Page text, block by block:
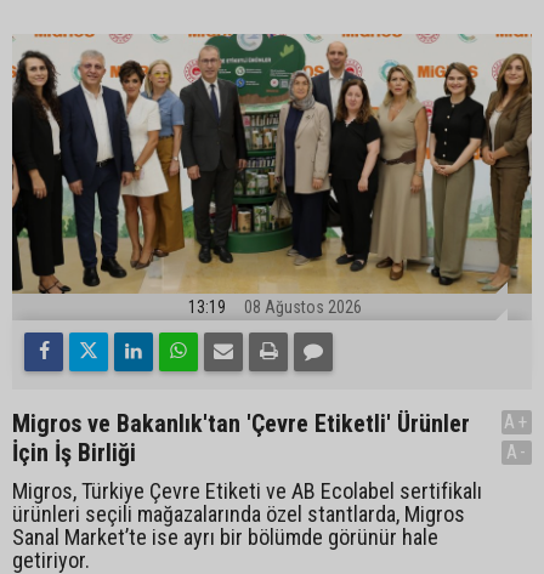
13:19 08 Ağustos 2026
Migros ve Bakanlık'tan 'Çevre Etiketli' Ürünler
İçin İş Birliği
Migros, Türkiye Çevre Etiketi ve AB Ecolabel sertifikalı
ürünleri seçili mağazalarında özel stantlarda, Migros
Sanal Market’te ise ayrı bir bölümde görünür hale
getiriyor.
A+
A-